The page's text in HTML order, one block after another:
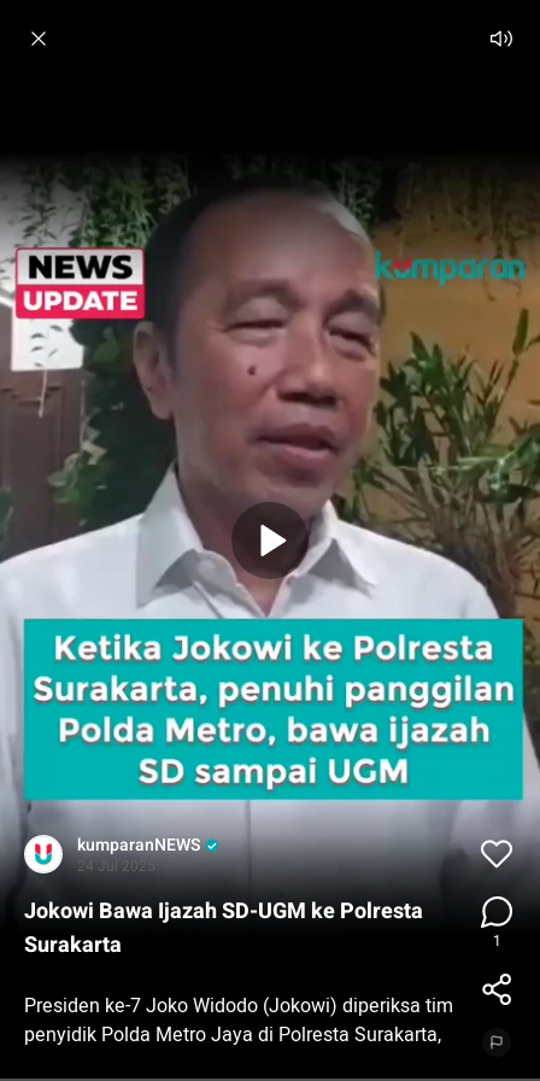
kumparanNEWS
24 Jul 2025
Jokowi Bawa Ijazah SD-UGM ke Polresta
Surakarta
Presiden ke-7 Joko Widodo (Jokowi) diperiksa tim
penyidik Polda Metro Jaya di Polresta Surakarta,
1